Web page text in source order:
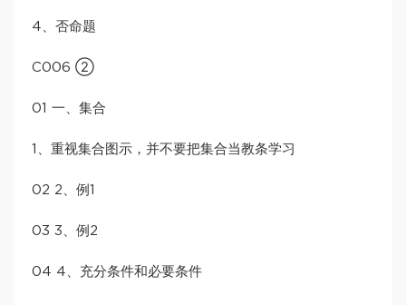
4、否命题
C006 ②
01 一、集合
1、重视集合图示，并不要把集合当教条学习
02 2、例1
03 3、例2
04 4、充分条件和必要条件